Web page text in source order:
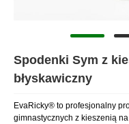
Spodenki Sym z
błyskawiczny
EvaRicky® to profesjonalny
gimnastycznych z kieszenią